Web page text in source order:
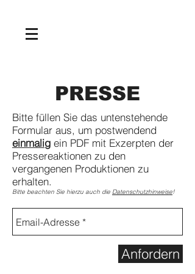
PRESSE
Bitte füllen Sie das untenstehende
Formular aus, um postwendend
einmalig ein PDF mit Exzerpten der
Pressereaktionen zu den
vergangenen Produktionen zu
erhalten.
Bitte beachten Sie hierzu auch die Datenschutzhinweise!
Anfordern